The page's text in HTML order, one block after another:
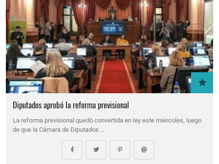
Diputados aprobó la reforma previsional
La reforma previsional quedó convertida en ley este miércoles, luego
de que la Cámara de Diputados …